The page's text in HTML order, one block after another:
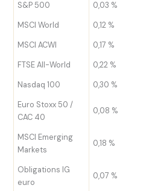
S&P 500 0,03 %
MSCI World
0,12 %
MSCI ACWI
0,17 %
FTSE All-World
0,22 %
Nasdaq 100
0,30 %
Euro Stoxx 50 /
CAC 40
0,08 %
MSCI Emerging
Markets
0,18 %
Obligations IG
euro
0,07 %